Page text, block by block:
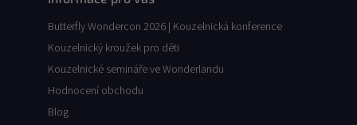
Butterfly Wondercon 2026 | Kouzelnická konference
Kouzelnický kroužek pro děti
Kouzelnické semináře ve Wonderlandu
Hodnocení obchodu
Blog